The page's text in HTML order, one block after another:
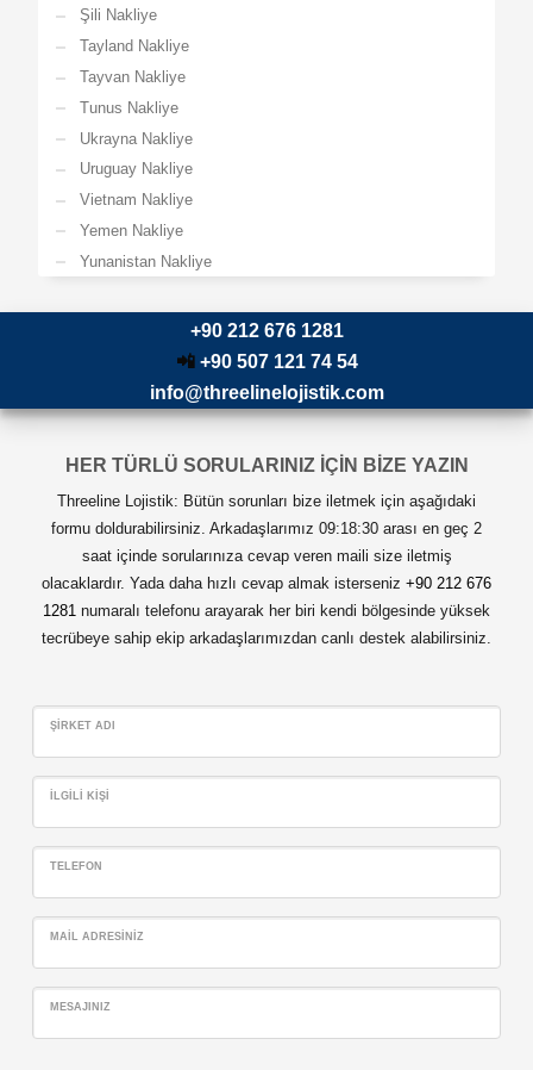
Şili Nakliye
Tayland Nakliye
Tayvan Nakliye
Tunus Nakliye
Ukrayna Nakliye
Uruguay Nakliye
Vietnam Nakliye
Yemen Nakliye
Yunanistan Nakliye
+90 212 676 1281
📲 +90 507 121 74 54
info@threelinelojistik.com
HER TÜRLÜ SORULARINIZ İÇİN BİZE YAZIN
Threeline Lojistik: Bütün sorunları bize iletmek için aşağıdaki
formu doldurabilirsiniz. Arkadaşlarımız 09:18:30 arası en geç 2
saat içinde sorularınıza cevap veren maili size iletmiş
olacaklardır. Yada daha hızlı cevap almak isterseniz +90 212 676
1281 numaralı telefonu arayarak her biri kendi bölgesinde yüksek
tecrübeye sahip ekip arkadaşlarımızdan canlı destek alabilirsiniz.
ŞIRKET ADI
İLGILI KIŞI
TELEFON
MAIL ADRESINIZ
MESAJINIZ